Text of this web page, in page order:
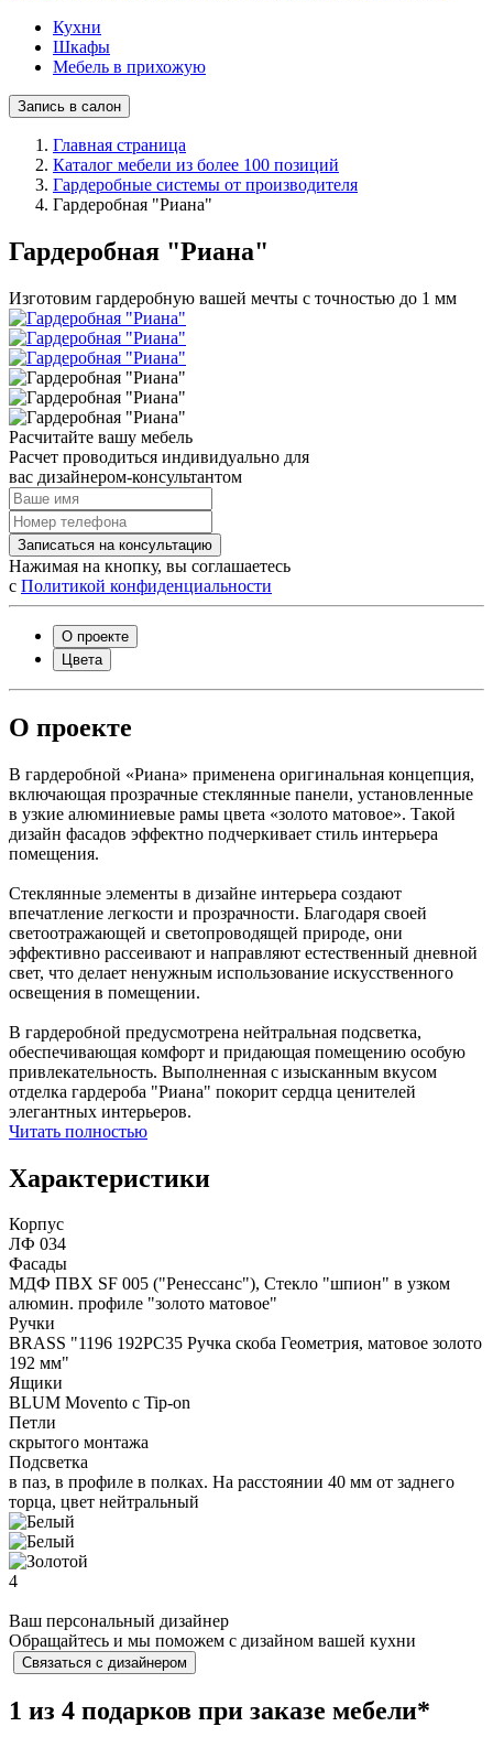
Кухни
Шкафы
Мебель в прихожую
Запись в салон
Главная страница
Каталог мебели из более 100 позиций
Гардеробные системы от производителя
Гардеробная "Риана"
Гардеробная "Риана"
Изготовим гардеробную вашей мечты с точностью до 1 мм
Расчитайте вашу мебель
Расчет проводиться индивидуально для
вас дизайнером-консультантом
Записаться на консультацию
Нажимая на кнопку, вы соглашаетесь
с Политикой конфиденциальности
О проекте
Цвета
О проекте
В гардеробной «Риана» применена оригинальная концепция,
включающая прозрачные стеклянные панели, установленные
в узкие алюминиевые рамы цвета «золото матовое». Такой
дизайн фасадов эффектно подчеркивает стиль интерьера
помещения.
Стеклянные элементы в дизайне интерьера создают
впечатление легкости и прозрачности. Благодаря своей
светоотражающей и светопроводящей природе, они
эффективно рассеивают и направляют естественный дневной
свет, что делает ненужным использование искусственного
освещения в помещении.
В гардеробной предусмотрена нейтральная подсветка,
обеспечивающая комфорт и придающая помещению особую
привлекательность. Выполненная с изысканным вкусом
отделка гардероба "Риана" покорит сердца ценителей
элегантных интерьеров.
Читать полностью
Характеристики
Корпус
ЛФ 034
Фасады
МДФ ПВХ SF 005 ("Ренессанс"), Стекло "шпион" в узком
алюмин. профиле "золото матовое"
Ручки
BRASS "1196 192PC35 Ручка скоба Геометрия, матовое золото
192 мм"
Ящики
BLUM Movento c Tip-on
Петли
скрытого монтажа
Подсветка
в паз, в профиле в полках. На расстоянии 40 мм от заднего
торца, цвет нейтральный
4
Ваш персональный дизайнер
Обращайтесь и мы поможем с дизайном вашей кухни
Связаться с дизайнером
1 из 4 подарков при заказе мебели*